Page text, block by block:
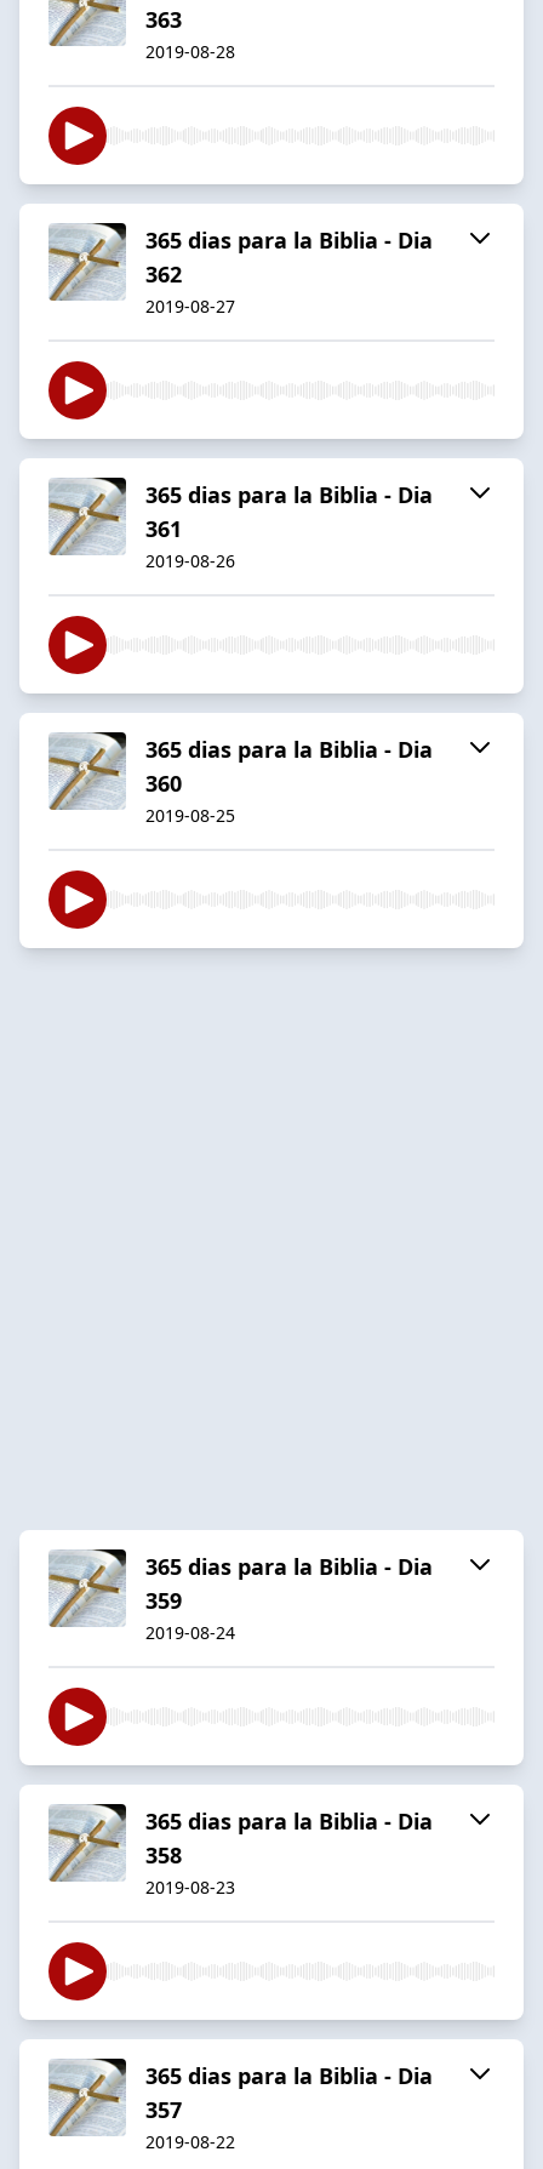
363
2019-08-28
365 dias para la Biblia - Dia
362
2019-08-27
365 dias para la Biblia - Dia
361
2019-08-26
365 dias para la Biblia - Dia
360
2019-08-25
365 dias para la Biblia - Dia
359
2019-08-24
365 dias para la Biblia - Dia
358
2019-08-23
365 dias para la Biblia - Dia
357
2019-08-22